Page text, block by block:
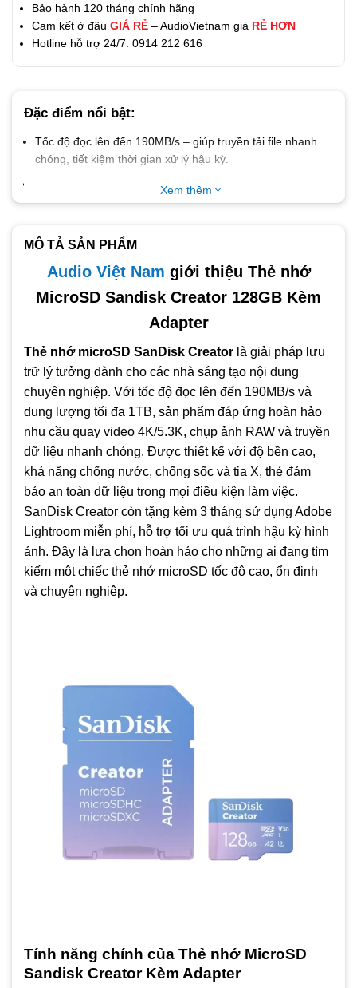
Bảo hành 120 tháng chính hãng
Cam kết ở đâu GIÁ RẺ – AudioVietnam giá RẺ HƠN
Hotline hỗ trợ 24/7: 0914 212 616
Đặc điểm nổi bật:
Tốc độ đọc lên đến 190MB/s – giúp truyền tải file nhanh
chóng, tiết kiệm thời gian xử lý hậu kỳ.
Tốc độ ghi lên đến 130MB/s
– hỗ trợ quay video độ phân
giải cao như 4K và 5.3K mượt mà, không gián đoạn.
RAW và dữ liệu sáng tạo mà không lo đầy bộ nhớ.
Tương thích chuẩn UHS-I – hoạt động hiệu quả trên nhiều
thiết bị: điện thoại, drone, camera hành động, DSLR…
sửa ảnh chuyên nghiệp, tối ưu workflow sáng tạo.
Độ bền cao, chống nước, sốc, tia X và nhiệt độ khắc
nghiệt– bảo vệ dữ liệu an toàn trong mọi điều kiện.
Kèm SD Adapter– dễ dàng chuyển đổi giữa microSD và
SD cho nhiều loại thiết bị khác nhau.
Xem thêm
MÔ TẢ SẢN PHẨM
Audio Việt Nam giới thiệu Thẻ nhớ
MicroSD Sandisk Creator 128GB Kèm
Adapter
Thẻ nhớ microSD SanDisk Creator là giải pháp lưu
trữ lý tưởng dành cho các nhà sáng tạo nội dung
chuyên nghiệp. Với tốc độ đọc lên đến 190MB/s và
dung lượng tối đa 1TB, sản phẩm đáp ứng hoàn hảo
nhu cầu quay video 4K/5.3K, chụp ảnh RAW và truyền
dữ liệu nhanh chóng. Được thiết kế với độ bền cao,
khả năng chống nước, chống sốc và tia X, thẻ đảm
bảo an toàn dữ liệu trong mọi điều kiện làm việc.
SanDisk Creator còn tặng kèm 3 tháng sử dụng Adobe
Lightroom miễn phí, hỗ trợ tối ưu quá trình hậu kỳ hình
ảnh. Đây là lựa chọn hoàn hảo cho những ai đang tìm
kiếm một chiếc thẻ nhớ microSD tốc độ cao, ổn định
và chuyên nghiệp.
Tính năng chính của Thẻ nhớ MicroSD
Sandisk Creator Kèm Adapter